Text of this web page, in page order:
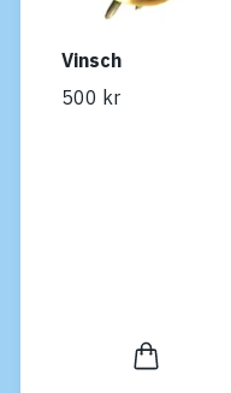
Vinsch
500 kr